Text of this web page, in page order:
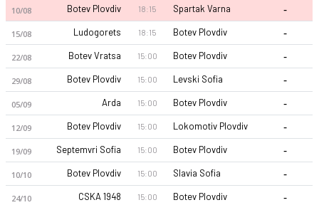
10/08 Botev Plovdiv 18:15 Spartak Varna -
15/08 Ludogorets 18:15 Botev Plovdiv -
22/08 Botev Vratsa 15:00 Botev Plovdiv -
29/08 Botev Plovdiv 15:00 Levski Sofia -
05/09 Arda 15:00 Botev Plovdiv -
12/09 Botev Plovdiv 15:00 Lokomotiv Plovdiv -
19/09 Septemvri Sofia 15:00 Botev Plovdiv -
10/10 Botev Plovdiv 15:00 Slavia Sofia -
24/10 CSKA 1948 15:00 Botev Plovdiv -